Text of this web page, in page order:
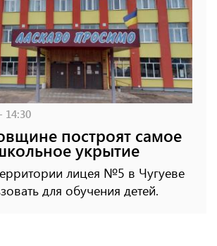
14:30
построят самое
укрытие
лицея №5 в Чугуеве
для обучения детей.